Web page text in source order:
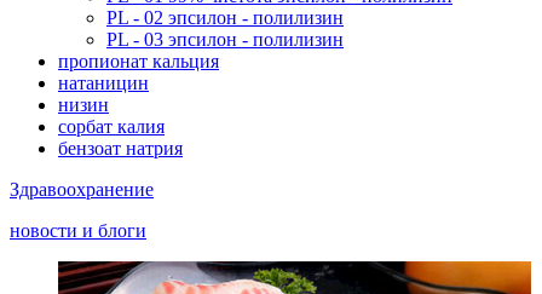
PL - 02 эпсилон - полилизин
PL - 03 эпсилон - полилизин
пропионат кальция
натаницин
низин
сорбат калия
бензоат натрия
Здравоохранение
новости и блоги